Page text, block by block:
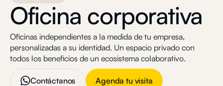
Oficina corporativa
Oficinas independientes a la medida de tu empresa,
personalizadas a su identidad. Un espacio privado con
todos los beneficios de un ecosistema colaborativo.
Contáctanos Agenda tu visita